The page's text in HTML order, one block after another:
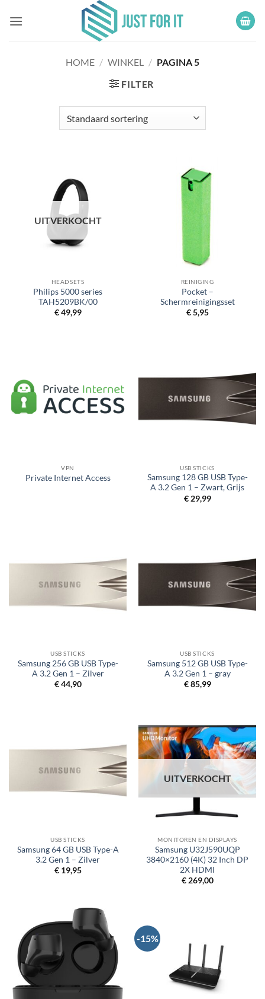
naar
HOME / WINKEL / PAGINA 5
FILTER
UITVERKOCHT
HEADSETS
Philips 5000 series
TAH5209BK/00
€49,99
REINIGING
Pocket –
Schermreinigingsset
€5,95
VPN
Private Internet Access
USB STICKS
Samsung 128 GB USB Type-
A 3.2 Gen 1 – Zwart, Grijs
€29,99
USB STICKS
Samsung 256 GB USB Type-
A 3.2 Gen 1 – Zilver
€44,90
USB STICKS
Samsung 512 GB USB Type-
A 3.2 Gen 1 – gray
€85,99
USB STICKS
Samsung 64 GB USB Type-A
3.2 Gen 1 – Zilver
€19,95
UITVERKOCHT
MONITOREN EN DISPLAYS
Samsung U32J590UQP
3840×2160 (4K) 32 Inch DP
2X HDMI
€269,00
-15%